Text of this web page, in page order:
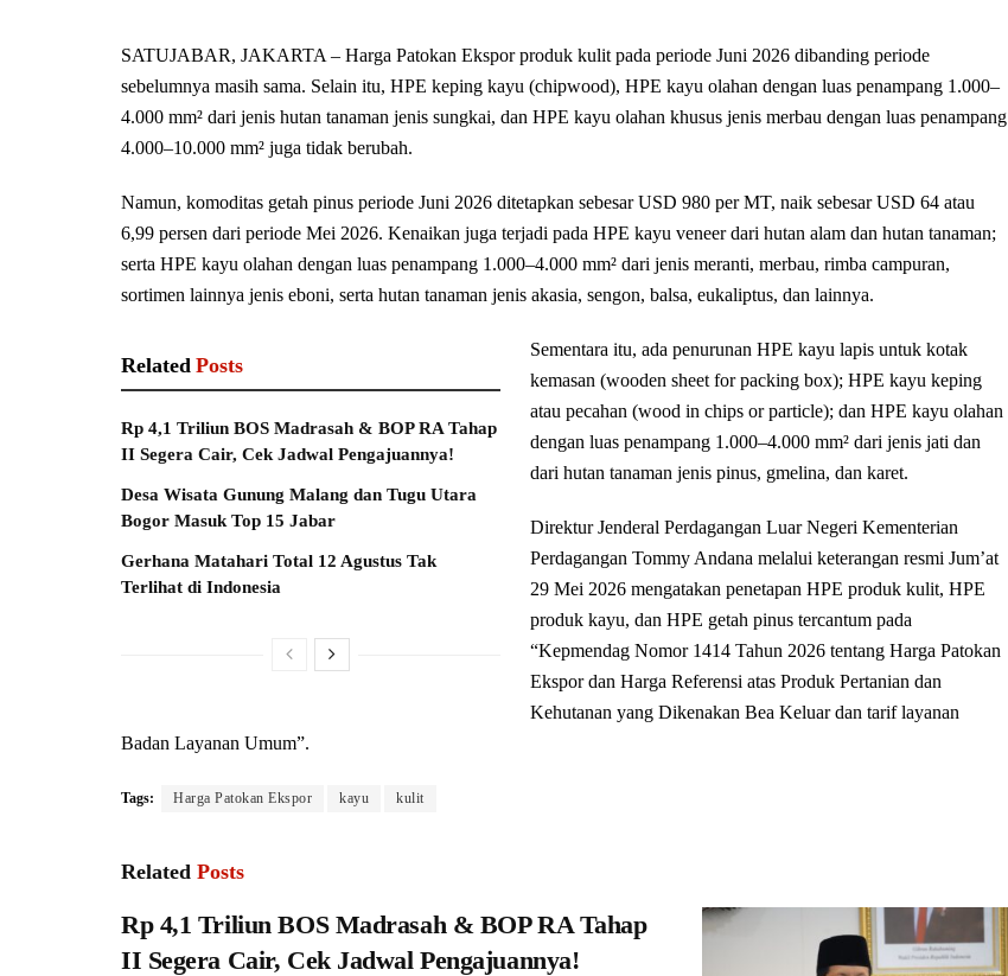
SATUJABAR, JAKARTA – Harga Patokan Ekspor produk kulit pada periode Juni 2026 dibanding periode
sebelumnya masih sama. Selain itu, HPE keping kayu (chipwood), HPE kayu olahan dengan luas penampang 1.000–
4.000 mm² dari jenis hutan tanaman jenis sungkai, dan HPE kayu olahan khusus jenis merbau dengan luas penampang
4.000–10.000 mm² juga tidak berubah.
Namun, komoditas getah pinus periode Juni 2026 ditetapkan sebesar USD 980 per MT, naik sebesar USD 64 atau
6,99 persen dari periode Mei 2026. Kenaikan juga terjadi pada HPE kayu veneer dari hutan alam dan hutan tanaman;
serta HPE kayu olahan dengan luas penampang 1.000–4.000 mm² dari jenis meranti, merbau, rimba campuran,
sortimen lainnya jenis eboni, serta hutan tanaman jenis akasia, sengon, balsa, eukaliptus, dan lainnya.
Related Posts
Rp 4,1 Triliun BOS Madrasah & BOP RA Tahap
II Segera Cair, Cek Jadwal Pengajuannya!
Desa Wisata Gunung Malang dan Tugu Utara
Bogor Masuk Top 15 Jabar
Gerhana Matahari Total 12 Agustus Tak
Terlihat di Indonesia
Sementara itu, ada penurunan HPE kayu lapis untuk kotak
kemasan (wooden sheet for packing box); HPE kayu keping
atau pecahan (wood in chips or particle); dan HPE kayu olahan
dengan luas penampang 1.000–4.000 mm² dari jenis jati dan
dari hutan tanaman jenis pinus, gmelina, dan karet.
Direktur Jenderal Perdagangan Luar Negeri Kementerian
Perdagangan Tommy Andana melalui keterangan resmi Jum’at
29 Mei 2026 mengatakan penetapan HPE produk kulit, HPE
produk kayu, dan HPE getah pinus tercantum pada
“Kepmendag Nomor 1414 Tahun 2026 tentang Harga Patokan
Ekspor dan Harga Referensi atas Produk Pertanian dan
Kehutanan yang Dikenakan Bea Keluar dan tarif layanan
Badan Layanan Umum”.
Tags: Harga Patokan Ekspor kayu kulit
Related Posts
Rp 4,1 Triliun BOS Madrasah & BOP RA Tahap
II Segera Cair, Cek Jadwal Pengajuannya!